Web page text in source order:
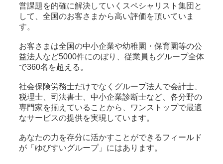
営課題を的確に解決していくスペシャリスト集団と
して、全国のお客さまから高い評価を頂いていま
す。
お客さまは全国の中小企業や幼稚園・保育園等の公
益法人など5000件にのぼり、従業員もグループ全体
で360名を超える。
社会保険労務士だけでなくグループ法人で会計士、
税理士、司法書士、中小企業診断士など、各分野の
専門家を揃えていることから、ワンストップで最適
なサービスの提供を実現しています。
あなたの力を存分に活かすことができるフィールド
が「ゆびすいグループ」にはあります。